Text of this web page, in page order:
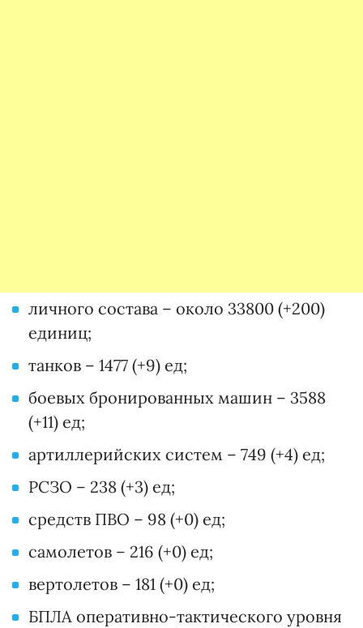
личного состава – около 33800 (+200)
единиц;
танков – 1477 (+9) ед;
боевых бронированных машин – 3588
(+11) ед;
артиллерийских систем – 749 (+4) ед;
РСЗО – 238 (+3) ед;
средств ПВО – 98 (+0) ед;
самолетов – 216 (+0) ед;
вертолетов – 181 (+0) ед;
БПЛА оперативно-тактического уровня